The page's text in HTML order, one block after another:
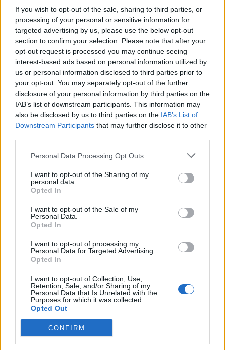
If you wish to opt-out of the sale, sharing to third parties, or
processing of your personal or sensitive information for
targeted advertising by us, please use the below opt-out
section to confirm your selection. Please note that after your
opt-out request is processed you may continue seeing
interest-based ads based on personal information utilized by
us or personal information disclosed to third parties prior to
your opt-out. You may separately opt-out of the further
disclosure of your personal information by third parties on the
IAB’s list of downstream participants. This information may
also be disclosed by us to third parties on the IAB’s List of
Downstream Participants that may further disclose it to other
Personal Data Processing Opt Outs
I want to opt-out of the Sharing of my
personal data.
Opted In
I want to opt-out of the Sale of my
Personal Data.
Opted In
I want to opt-out of processing my
Personal Data for Targeted Advertising.
Opted In
I want to opt-out of Collection, Use,
Retention, Sale, and/or Sharing of my
Personal Data that Is Unrelated with the
Purposes for which it was collected.
Opted Out
CONFIRM
Χρηματιστήριο: Πτώση κατά 0,59%, στα 320,42
εκατ. ευρώ ο τζίρος
06/08/2026 - 18:10 ΟΙΚΟΝΟΜΙΑ
ΟΠΕΚΑ: Αύριο η δεύτερη πληρωμή των δικαιούχων
του Λογαριασμού Αγροτικής Εστίας
06/08/2026 - 17:40 ΟΙΚΟΝΟΜΙΑ
Κυβερνητική Επιτροπή Βιομηχανίας- Κ. Μητσοτάκης:
Στρατηγική προτεραιότητα η ενίσχυση της
Κάρτας Αγρότη μέσω της ΕΑΕ 2026
06/08/2026 - 16:51
Eurobank: Εξελίξεις και προοπτικές στις αγορές
πετρελαίου και φυσικού αερίου στην Ευρώπη
Οι ελληνικές scale-ups επιχειρήσεις στρέφονται
στην ανάπτυξη - Μεγαλύτερη πρόκληση η
προσέλκυση πελατών
06/08/2026 - 15:56 ΕΠΙΧΕΙΡΗΣΕΙΣ
Χρηματιστήριο: Στις 2.627,95 μονάδες ο Γενικός
Δείκτης Τιμών, με άνοδο 0,15%
06/08/2026 - 15:46 ΟΙΚΟΝΟΜΙΑ